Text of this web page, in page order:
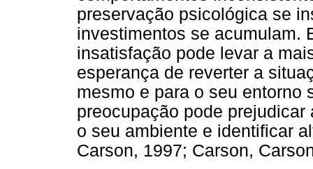
preservação psicológica se
investimentos se acumulam.
insatisfação pode levar a
esperança de reverter a
mesmo e para o seu entorno
preocupação pode
o seu ambiente e identificar
Carson, 1997; Carson,